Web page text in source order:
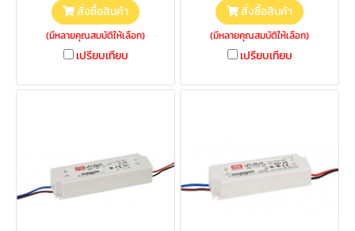
สั่งซื้อสินค้า
(มีหลายคุณสมบัติให้เลือก)
เปรียบเทียบ
สั่งซื้อสินค้า
(มีหลายคุณสมบัติให้เลือก)
เปรียบเทียบ